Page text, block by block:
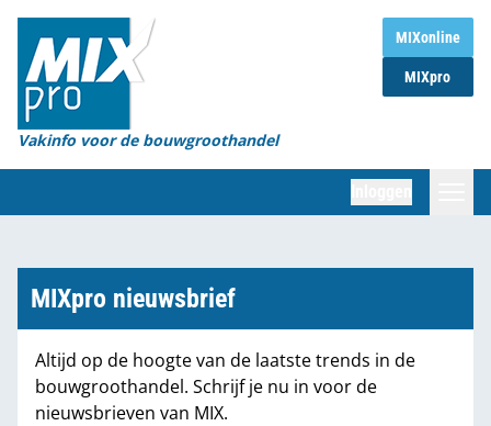
MIXonline
MIXpro
Vakinfo voor de bouwgroothandel
Home
Magazines
Organisaties
Marktcijfers
Partners
MIXpro nieuwsbrief
Altijd op de hoogte van de laatste trends in de
bouwgroothandel. Schrijf je nu in voor de
nieuwsbrieven van MIX.